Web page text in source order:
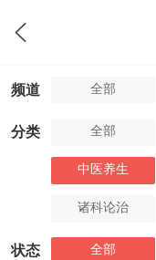
频道 全部
分类 全部
中医养生
诸科论治
状态 全部